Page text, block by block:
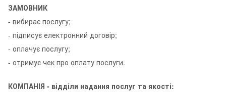
ЗАМОВНИК
- вибирає послугу;
- підписує електронний договір;
- оплачує послугу;
- отримує чек про оплату послуги.
КОМПАНІЯ - відділи надання послуг та якості: